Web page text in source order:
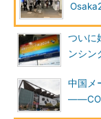
ついに
ンシン
中国メ